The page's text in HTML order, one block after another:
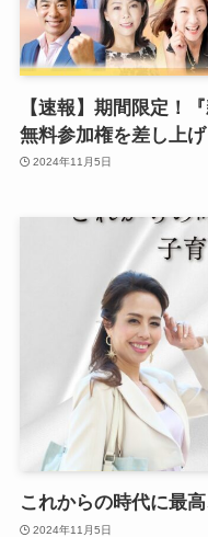
【速報】期間限定！
無料参加権を差し上げ
2024年11月5日
これからの時代に最
2024年11月5日